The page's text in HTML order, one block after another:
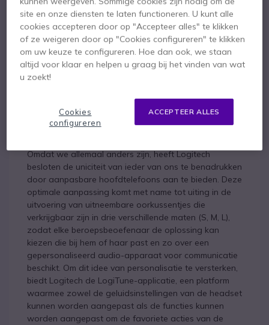
Logitech, een leider in het ontwerpen van
computerproducten, vindt zichzelf opnieuw uit en
breidt zijn productassortiment uit om tegemoet te
komen aan de behoeften van meer mensen op de
werkplek van vandaag. Het bedrijf heeft een flexibele
Wireless. Dit paar draadloze headsets met een
eigentijdse en discrete look is een innovatieve audio-
oplossing voor zowel zittend als nomadisch gebruik,
Omdat we allemaal anders zijn, heeft Logitech
besloten de uniciteit van ieder van ons te benadrukken
door aanpasbare hoofdtelefoons aan te bieden. Deze
optimale aanpassing komt met name tot uiting in de
uitvoering van uitneembare oorkussentjes die
verkrijgbaar zijn in drie verschillende maten (S, M, L),
zodat elke beroepsbeoefenaar de oplossing kan
kiezen die bij hem of haar past en zo over een
gepersonaliseerd audio-apparaat voor communicatie
beschikt. Om dit idee van personalisatie te versterken,
biedt Logitech de LogiTune-applicatie, een platform
waarmee zowel de geluidsinstellingen van de headset
kunnen worden aangepast als de functies kunnen
worden aangepast om de favoriete acties van de
site en onze diensten te laten functioneren. U kunt alle
cookies accepteren door op "Accepteer alles" te klikken
of ze weigeren door op "Cookies configureren" te klikken
om uw keuze te configureren. Hoe dan ook, we staan
altijd voor klaar en helpen u graag bij het vinden van wat
u zoekt!
ACCEPTEER ALLES
Cookies
configureren